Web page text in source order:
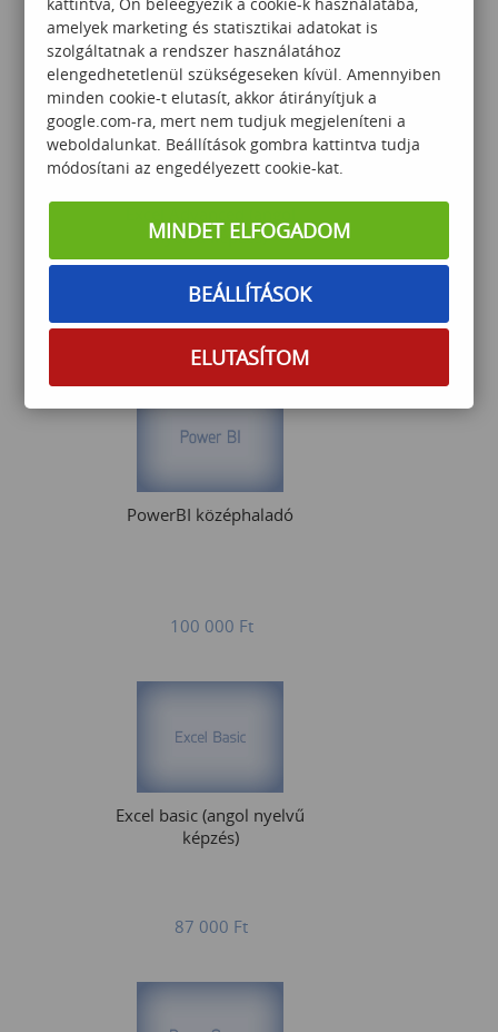
87 000Ft
nyelvű képzés)
92 000Ft
PowerBI középhaladó
100 000 Ft
Excel basic (angol nyelvű
képzés)
87 000 Ft
amelyek marketing és statisztikai adatokat is
szolgáltatnak a rendszer használatához
elengedhetetlenül szükségeseken kívül. Amennyiben
minden cookie-t elutasít, akkor átirányítjuk a
google.com-ra, mert nem tudjuk megjeleníteni a
weboldalunkat. Beállítások gombra kattintva tudja
módosítani az engedélyezett cookie-kat.
MINDET ELFOGADOM
BEÁLLÍTÁSOK
ELUTASÍTOM